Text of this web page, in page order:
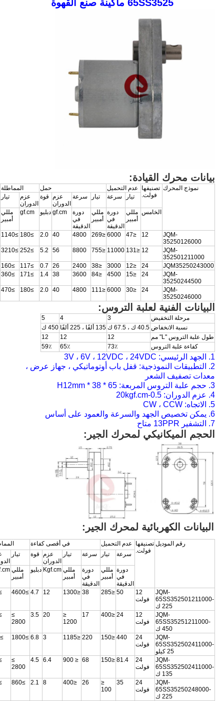
65SS3525 ماكينة صنع القهوة
بيانات محرك القيادة:
نموذج المحرك تصنيفها
فولت.
عدم التحميل حمل
المماطلة
تيار
سرعة تيار سرعة
عزم
الدوران
قوة
عزم
الدوران
تيار
الخامس مللي
أمبير
دورة
في
الدقيقة
مللي
أمبير
دورة
في
الدقيقة
gf.cm دبليو gf.cm
مللي
أمبير
JQM-
35250126000
12
≤47
6000
≤269
4800
40
2.0
≥180
≥1140
JQM-
352501211000
12
≤131
11000
≤755
8800
56
5.2
≥252
≥3210
JQM35250243000
24
≤12
3000
≤38
2400
26
0.7
≥117
≥160
JQM-
35250244500
24
≤15
4500
≤84
3600
38
1.4
≥171
≥360
JQM-
35250246000
24
≤30
6000
≤111
4800
40
2.0
≥180
≥470
البيانات الفنية لعلبة التروس:
مرحلة التخفيض 3
4
5
نسبة الانخفاض 40.5 ك ، 67.5 ك 135 ألفًا ، 225 ألفًا
450 ك
طول علبة التروس "L" مم
12
12
12
كفاءة علبة التروس
73٪ 65٪ 59٪
1. الجهد الرئيسي: 3V ، 6V ، 12VDC ، 24VDC
2. التطبيقات النموذجية: قفل باب أوتوماتيكي ، جهاز عرض ،
معدات تصفيف الشعر
3. حجم علبة التروس المربعة: 65 * 38 * H12mm
4. عزم الدوران: 0.5-20kgf.cm
5. الاتجاه: CW ، CCW
6. يمكن تخصيص الجهد والسرعة والعمود على أساس
7. التشفير 13PPR متاح
الحجم الميكانيكي لمحرك الجير:
البيانات الكهربائية لمحرك الجير:
رقم الموديل تصنيفها
فولت.
عدم التحميل في أقصى كفاءة
سرعة
تيار سرعة تيار
عزم
الدوران
قوة تيار
دورة
في
الدقيقة
مللي
أمبير
دورة
في
الدقيقة
مللي
أمبير
Kgf.cm دبليو
مللي
أمبير
JQM-
65SS352501211000-
225 ك
12
فولت
50
≤285
38
≤1300
12
4.7
≥4600
JQM-
65SS35251211000-
450 ك
12
فولت
24
≤400
17
≤
1200
20
3.5
≥
2800
JQM-
65SS352502411000-
25 كيلو
24
فولت
440
≤150
220
≤1185
3
6.8
≥1800
≥5.3
JQM-
65SS352502411000-
135 ك
24
فولت
81.4
≤150
68
≤ 900
6.4
4.5
≥
2800
JQM-
65SS35250248000-
225 ك
24
فولت
35
≤
100
26
≤400
8
2.1
≥860